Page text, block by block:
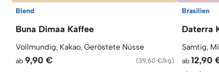
Blend
Buna Dimaa Kaffee
Vollmundig, Kakao, Geröstete Nüsse
ab 9,90 € (39,60 €/kg)
Brasilien
Daterra
Samtig,
ab 12,90